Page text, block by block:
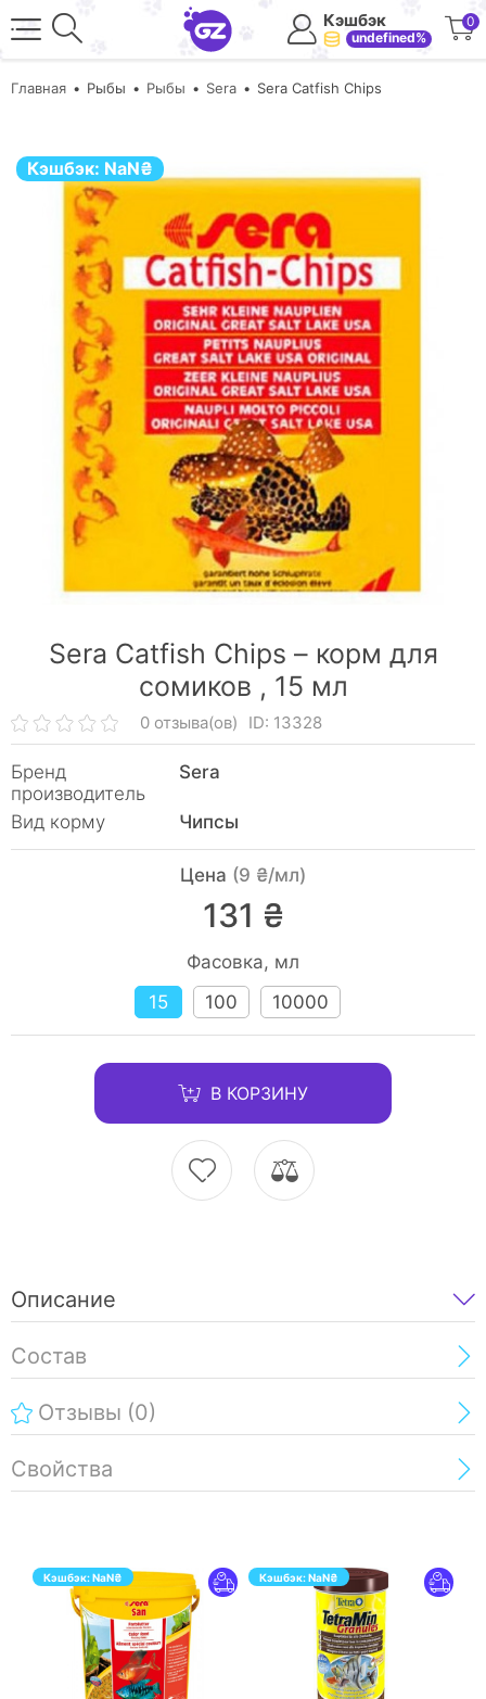
Кэшбэк
undefined%
0
Главная Рыбы Рыбы Sera Sera Catfish Chips
Кэшбэк: NaN₴
Sera Catfish Chips – корм для
сомиков , 15 мл
0 отзыва(ов) ID: 13328
Бренд
производитель
Sera
Вид корму Чипсы
Цена (9 ₴/мл)
131 ₴
Фасовка, мл
15
100 10000
В КОРЗИНУ
Описание
Состав
Отзывы (0)
Свойства
Кэшбэк:NaN₴
ПЕРЕЙТИ
Кэшбэк:NaN₴
ПЕРЕЙТИ